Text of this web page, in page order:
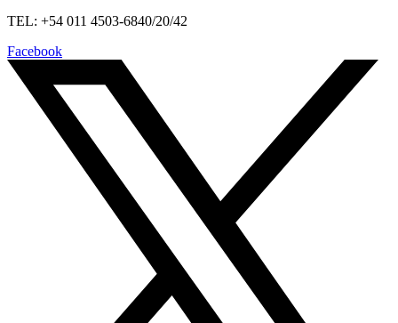
TEL: +54 011 4503-6840/20/42
Facebook